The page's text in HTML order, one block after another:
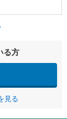
る方
見る